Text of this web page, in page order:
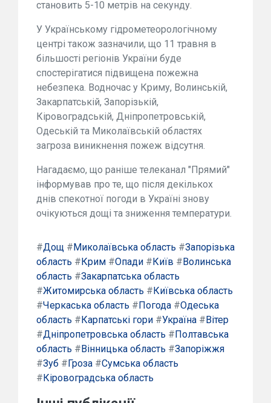
становить 5-10 метрів на секунду.
У Українському гідрометеорологічному
центрі також зазначили, що 11 травня в
більшості регіонів України буде
спостерігатися підвищена пожежна
небезпека. Водночас у Криму, Волинській,
Закарпатській, Запорізькій,
Кіровоградській, Дніпропетровській,
Одеській та Миколаївській областях
загроза виникнення пожеж відсутня.
Нагадаємо, що раніше телеканал "Прямий"
інформував про те, що після декількох
днів спекотної погоди в Україні знову
очікуються дощі та зниження температури.
#Дощ #Миколаївська область #Запорізька
область #Крим #Опади #Київ #Волинська
область #Закарпатська область
#Житомирська область #Київська область
#Черкаська область #Погода #Одеська
область #Карпатські гори #Україна #Вітер
#Дніпропетровська область #Полтавська
область #Вінницька область #Запоріжжя
#Зуб #Гроза #Сумська область
#Кіровоградська область